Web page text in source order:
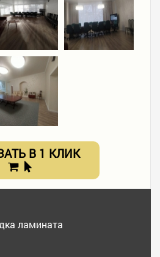
В 1 КЛИК
ламината